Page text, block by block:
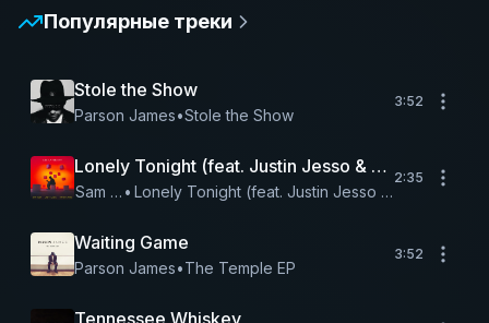
Популярные треки
Stole the Show
Parson James•Stole the Show
3:52
Lonely Tonight (feat. Justin Jesso & Parson
Sam Feldt
• Lonely Tonight (feat. Justin Jesso & Parson
2:35
Waiting Game
Parson James•The Temple EP
3:52
Tennessee Whiskey